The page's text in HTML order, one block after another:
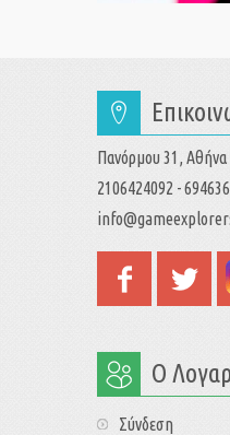
Πανόρμου 31, Αθήνα
2106424092 -
Ο
Σύνδεση